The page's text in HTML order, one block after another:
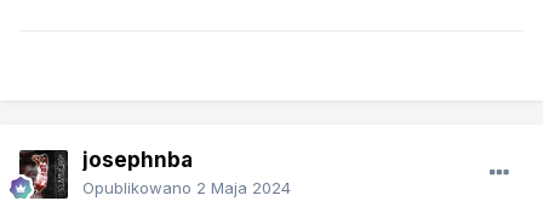
josephnba
Opublikowano 2 Maja 2024